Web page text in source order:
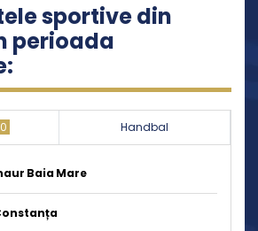
sportive din
perioada
Handbal
Baia Mare